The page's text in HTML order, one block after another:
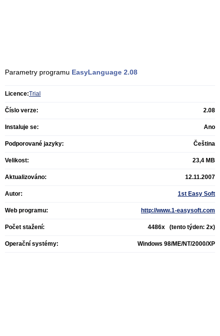
Parametry programu EasyLanguage 2.08
Licence:Trial
Číslo verze: 2.08
Instaluje se: Ano
Podporované jazyky: Čeština
Velikost: 23,4 MB
Aktualizováno: 12.11.2007
Autor: 1st Easy Soft
Web programu: http://www.1-easysoft.com
Počet stažení: 4486x (tento týden: 2x)
Operační systémy: Windows 98/ME/NT/2000/XP